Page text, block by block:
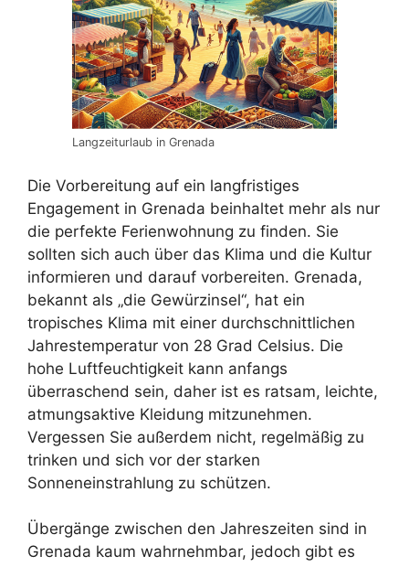
Langzeiturlaub in Grenada
Die Vorbereitung auf ein langfristiges
Engagement in Grenada beinhaltet mehr als nur
die perfekte Ferienwohnung zu finden. Sie
sollten sich auch über das Klima und die Kultur
informieren und darauf vorbereiten. Grenada,
bekannt als „die Gewürzinsel“, hat ein
tropisches Klima mit einer durchschnittlichen
Jahrestemperatur von 28 Grad Celsius. Die
hohe Luftfeuchtigkeit kann anfangs
überraschend sein, daher ist es ratsam, leichte,
atmungsaktive Kleidung mitzunehmen.
Vergessen Sie außerdem nicht, regelmäßig zu
trinken und sich vor der starken
Sonneneinstrahlung zu schützen.
Übergänge zwischen den Jahreszeiten sind in
Grenada kaum wahrnehmbar, jedoch gibt es